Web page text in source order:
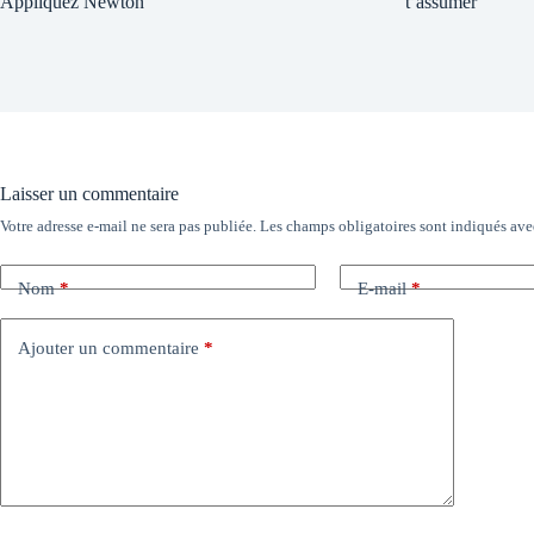
Laisser un commentaire
Votre adresse e-mail ne sera pas publiée. Les champs obligatoires sont indiqués
Nom* E-mail*
Ajouter un commentaire *